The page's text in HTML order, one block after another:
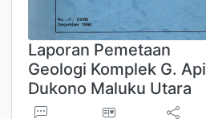
Laporan Pemetaan
Geologi Komplek G. Api
Dukono Maluku Utara